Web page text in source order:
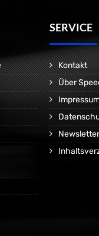
SERVICE
Kontakt
Über
Newsletter